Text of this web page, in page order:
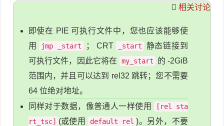
相关讨论
即使在 PIE 可执行文件中，您也应该能够使
用
jmp _start ； CRT _start
静态链接到
可执行文件，因此它将在
my_start
的 -2GiB
范围内，并且可以达到 rel32 跳转；您不需要
64 位绝对地址。
同样对于数据，像普通人一样使用
[rel sta
rt_tsc] (或使用 default rel )。另外，不要